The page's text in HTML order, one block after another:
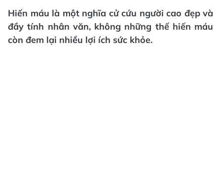
Hiến máu là một nghĩa cử cứu người cao đẹp và
đầy tính nhân văn, không những thế hiến máu
còn đem lại nhiều lợi ích sức khỏe.